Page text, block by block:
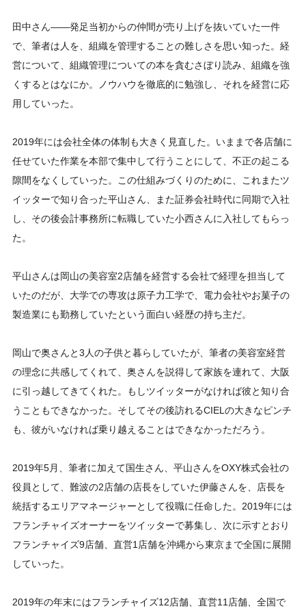
田中さん――発足当初からの仲間が売り上げを抜いていた一件
で、筆者は人を、組織を管理することの難しさを思い知った。経
営について、組織管理についての本を貪むさぼり読み、組織を強
くするとはなにか。ノウハウを徹底的に勉強し、それを経営に応
用していった。
2019年には会社全体の体制も大きく見直した。いままで各店舗に
任せていた作業を本部で集中して行うことにして、不正の起こる
隙間をなくしていった。この仕組みづくりのために、これまたツ
イッターで知り合った平山さん、また証券会社時代に同期で入社
し、その後会計事務所に転職していた小西さんに入社してもらっ
た。
平山さんは岡山の美容室2店舗を経営する会社で経理を担当して
いたのだが、大学での専攻は原子力工学で、電力会社やお菓子の
製造業にも勤務していたという面白い経歴の持ち主だ。
岡山で奥さんと3人の子供と暮らしていたが、筆者の美容室経営
の理念に共感してくれて、奥さんを説得して家族を連れて、大阪
に引っ越してきてくれた。もしツイッターがなければ彼と知り合
うこともできなかった。そしてその後訪れるCIELの大きなピンチ
も、彼がいなければ乗り越えることはできなかっただろう。
2019年5月、筆者に加えて国生さん、平山さんをOXY株式会社の
役員として、難波の2店舗の店長をしていた伊藤さんを、店長を
統括するエリアマネージャーとして役職に任命した。2019年には
フランチャイズオーナーをツイッターで募集し、次に示すとおり
フランチャイズ9店舗、直営1店舗を沖縄から東京まで全国に展開
していった。
2019年の年末にはフランチャイズ12店舗、直営11店舗、全国で